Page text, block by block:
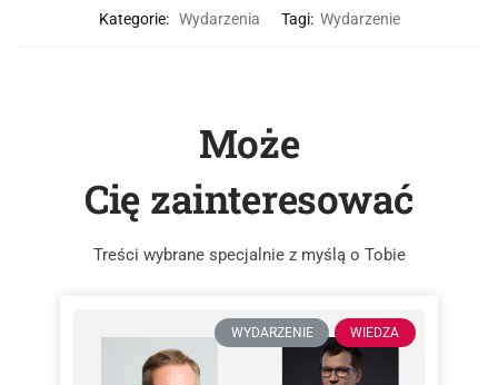
Kategorie: Wydarzenia Tagi: Wydarzenie
Może
Cię zainteresować
Treści wybrane specjalnie z myślą o Tobie
WYDARZENIE WIEDZA